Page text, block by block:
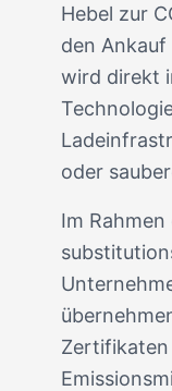
Hebel zur
den
wird direkt
oder
Im
Zertifikaten